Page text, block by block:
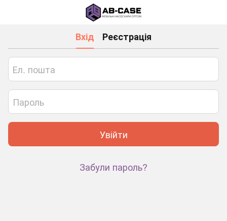
Вхід Реєстрація
Увійти
Забули пароль?